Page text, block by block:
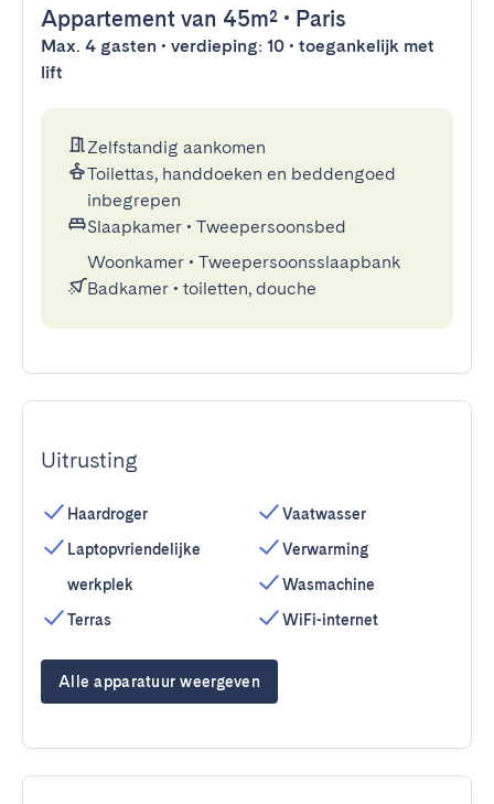
Appartement van 45m² • Paris
Max. 4 gasten • verdieping: 10 • toegankelijk met
lift
Zelfstandig aankomen
Toilettas, handdoeken en beddengoed
inbegrepen
Slaapkamer • Tweepersoonsbed
Woonkamer • Tweepersoonsslaapbank
Badkamer • toiletten, douche
Uitrusting
Haardroger
Laptopvriendelijke
werkplek
Terras
Vaatwasser
Verwarming
Wasmachine
WiFi-internet
Alle apparatuur weergeven